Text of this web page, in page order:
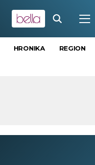
HRONIKA REGION